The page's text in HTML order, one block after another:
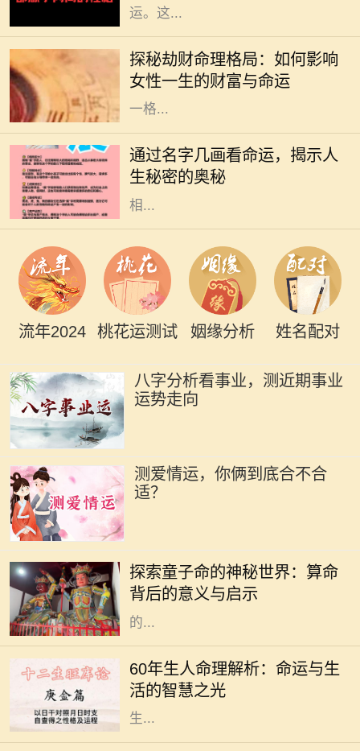
运。这...
探秘劫财命理格局：如何影响
女性一生的财富与命运
在命理学中，劫财格局常常被视为一
种特殊的命理趋势，尤其对女性而
言，它不仅影响着她的财富，还深刻
影响着她的生活与人际关系。了解这
一格...
通过名字几画看命运，揭示人
生秘密的奥秘
在中华文化中，名字不仅承载了父母
的期望和美好寓意，更在某种程度上
与一个人的命运息息相关。特别是名
字的笔画数，常被认为与其五行属性
相...
流年2024 桃花运测试 姻缘分析 姓名配对
八字分析看事业，测近期事业
运势走向
测爱情运，你俩到底合不合
适？
探索童子命的神秘世界：算命
背后的意义与启示
而神秘的艺术，涉及到命理、五行、
阴阳等多种哲学原理。童子命，作为
其中的一个重要概念，常常引发人们
的...
60年生人命理解析：命运与生
活的智慧之光
在中国传统文化中，命理学是一门博
大精深的学问。对于1960年出生的
人，俗称“60年生人”，他们的命理特
征，往往吸引着众多人的关注。根据
生...
在这个快速发展的社会中，许多人为
了追求自己的兴趣与爱好，甚至是事